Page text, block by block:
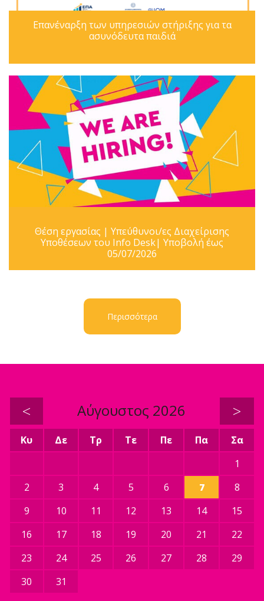
Επανέναρξη των υπηρεσιών στήριξης για τα
ασυνόδευτα παιδιά
Θέση εργασίας | Υπεύθυνοι/ες Διαχείρισης
Υποθέσεων του Info Desk| Υποβολή έως
05/07/2026
Περισσότερα
< Αύγουστος 2026 >
Κυ Δε Τρ Τε Πε Πα
Σα
1
2
3 4 5 6 7
8
9
10 11 12 13 14
15
16
17 18 19 20 21
22
23
24 25 26 27 28
29
30
31